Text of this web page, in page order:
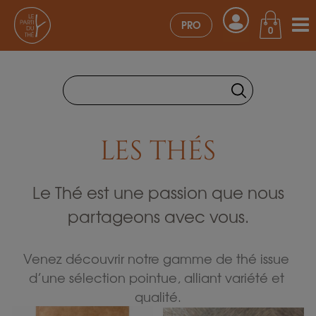
PRO 0
LES THÉS
Le Thé est une passion que nous
partageons avec vous.
Venez découvrir notre gamme de thé issue
d’une sélection pointue, alliant variété et
qualité.